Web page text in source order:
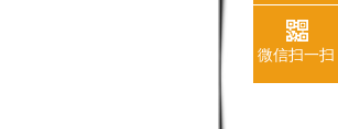
微信扫一扫